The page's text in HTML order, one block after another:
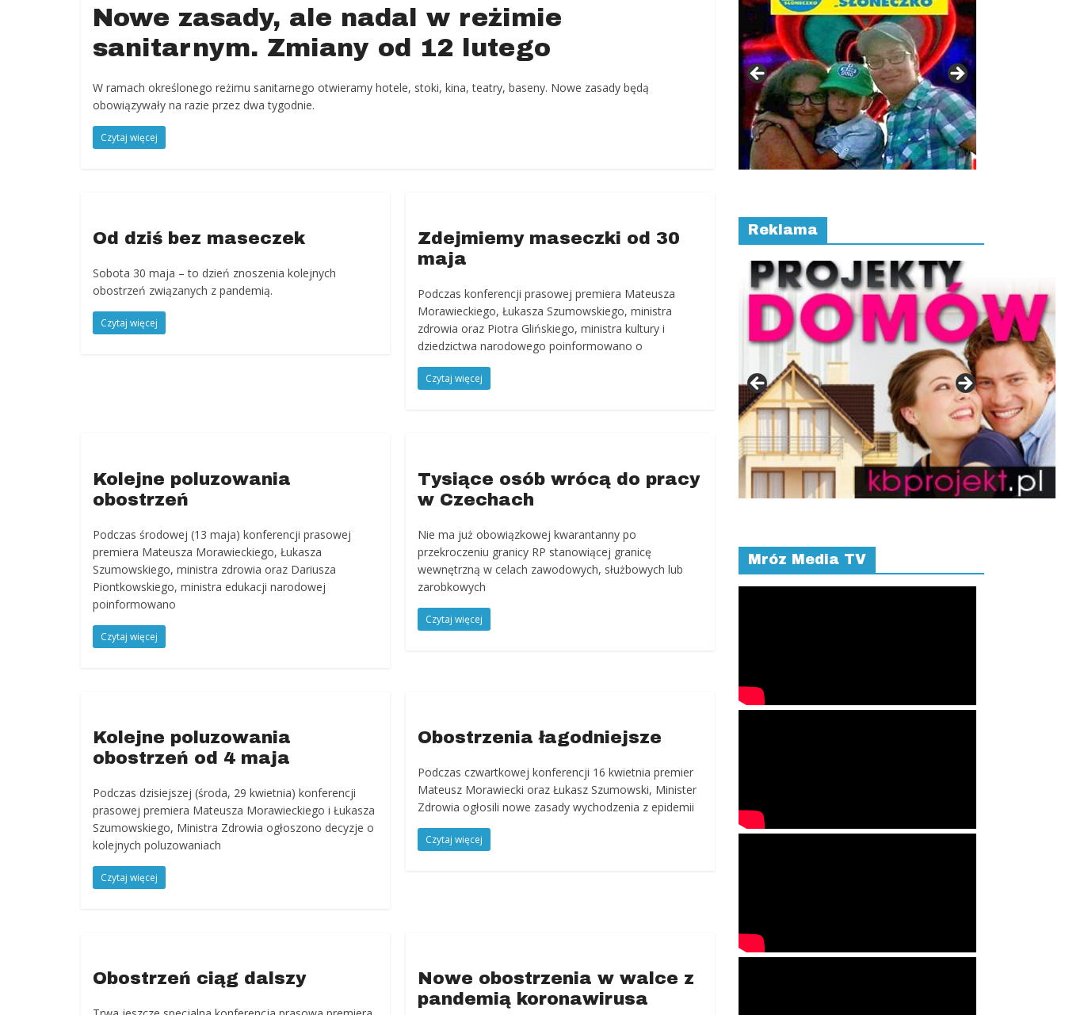
Jugów,
kłodzka,
kłodzki,
Góry
Sowie,
Dolny
kulturalne,
reklama
Nowe zasady, ale nadal w reżimie
sanitarnym. Zmiany od 12 lutego
W ramach określonego reżimu sanitarnego otwieramy hotele, stoki, kina, teatry, baseny. Nowe zasady będą
obowiązywały na razie przez dwa tygodnie.
Czytaj więcej
Od dziś bez maseczek
Sobota 30 maja – to dzień znoszenia kolejnych
obostrzeń związanych z pandemią.
Czytaj więcej
Zdejmiemy maseczki od 30
maja
Podczas konferencji prasowej premiera Mateusza
Morawieckiego, Łukasza Szumowskiego, ministra
zdrowia oraz Piotra Glińskiego, ministra kultury i
dziedzictwa narodowego poinformowano o
Czytaj więcej
Kolejne poluzowania
obostrzeń
Podczas środowej (13 maja) konferencji prasowej
premiera Mateusza Morawieckiego, Łukasza
Szumowskiego, ministra zdrowia oraz Dariusza
Piontkowskiego, ministra edukacji narodowej
poinformowano
Czytaj więcej
Tysiące osób wrócą do pracy
w Czechach
Nie ma już obowiązkowej kwarantanny po
przekroczeniu granicy RP stanowiącej granicę
wewnętrzną w celach zawodowych, służbowych lub
zarobkowych
Czytaj więcej
Kolejne poluzowania
obostrzeń od 4 maja
Podczas dzisiejszej (środa, 29 kwietnia) konferencji
prasowej premiera Mateusza Morawieckiego i Łukasza
Szumowskiego, Ministra Zdrowia ogłoszono decyzje o
kolejnych poluzowaniach
Czytaj więcej
Obostrzenia łagodniejsze
Podczas czwartkowej konferencji 16 kwietnia premier
Mateusz Morawiecki oraz Łukasz Szumowski, Minister
Zdrowia ogłosili nowe zasady wychodzenia z epidemii
Czytaj więcej
Obostrzeń ciąg dalszy
Nowe obostrzenia w walce z
pandemią koronawirusa
Reklama
Mróz Media TV